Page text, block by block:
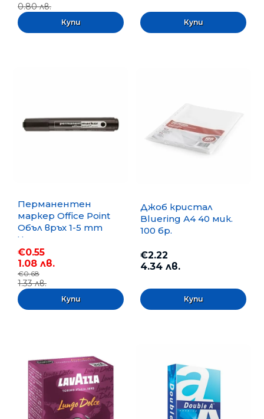
0.80 лв.
Перманентен
маркер Office Point
Объл връх 1-5 mm
Черен
€0.55
1.08 лв.
€0.68
1.33 лв.
Джоб кристал
Bluering А4 40 мик.
100 бр.
€2.22
4.34 лв.